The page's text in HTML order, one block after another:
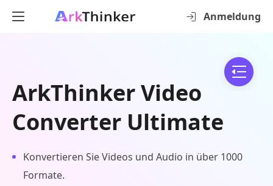
Anmeldung
ArkThinker Video
Converter Ultimate
Konvertieren Sie Videos und Audio in über 1000
Formate.